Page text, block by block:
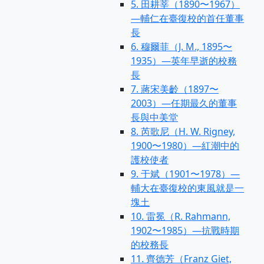
5. 田耕莘（1890〜1967）
—輔仁在臺復校的首任董事
長
6. 穆爾菲（J. M., 1895〜
1935）—英年早逝的校務
長
7. 蔣宋美齡（1897〜
2003）—任期最久的董事
長與中美堂
8. 芮歌尼（H. W. Rigney,
1900〜1980）—紅潮中的
護校使者
9. 于斌（1901〜1978）—
輔大在臺復校的東風就是一
塊土
10. 雷冕（R. Rahmann,
1902〜1985）—抗戰時期
的校務長
11. 齊德芳（Franz Giet,